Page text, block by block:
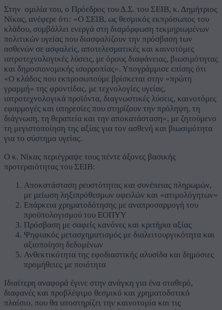
Στην ομιλία του, ο Πρόεδρος του Δ.Σ. του ΣΕΙΒ, κ. Δημήτριος
Νίκας, ανέφερε ότι: «Ο ΣΕΙΒ, ως θεσμικός εκπρόσωπος του
κλάδου, συμβάλλει ενεργά στη διαμόρφωση τεκμηριωμένων
πολιτικών υγείας που διασφαλίζουν την πρόσβαση των
ασθενών σε ασφαλείς, αποτελεσματικές και καινοτόμες
ιατροτεχνολογικές λύσεις, με όρους διαφάνειας, βιωσιμότητας
και δημοσιονομικής ισορροπίας». Υπογράμμισε επίσης ότι
«Ο κλάδος που εκπροσωπούμε βρίσκεται στην «πρώτη
γραμμή» της φροντίδας, με τεχνολογίες υγείας,
ιατροτεχνολογικά προϊόντα, διαγνωστικές λύσεις, καινοτόμες
εφαρμογές και υπηρεσίες που στηρίζουν την πρόληψη, τη
διάγνωση, τη θεραπεία και την αποκατάσταση», με ζητούμενο
τη μεγιστοποίηση της αξίας για τον ασθενή και βιωσιμότητα
για το σύστημα υγείας.
Ο κ. Νίκας περιέγραψε τους πέντε άξονες βασικής
προτεραιότητας του ΣΕΙΒ:
Αποκατάσταση ρευστότητας και συνέπειας πληρωμών,
με μείωση ληξιπρόθεσμων οφειλών και «ατιμολόγητων»
Επάρκεια χρηματοδότησης με αναπροσαρμογή του
προϋπολογισμού του ΕΟΠΥΥ
Πρόσβαση με σαφείς κανόνες και κριτήρια αξίας
Ψηφιακός μετασχηματισμός με διαλειτουργικότητα και
αξιοποίηση δεδομένων
Ανθεκτικότητα της εφοδιαστικής αλυσίδα και δημόσιες
προμήθειες με ποιότητα
Ιδιαίτερη αναφορά έγινε στην ανάγκη για ένα σταθερό,
διαφανές και προβλέψιμο θεσμικό και χρηματοδοτικό
πλαίσιο, που θα υποστηρίζει την καινοτομία και τις